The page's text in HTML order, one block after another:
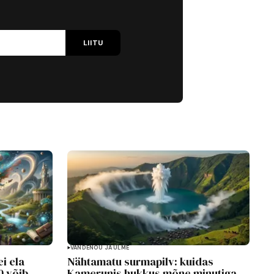
LIITU
ela
VANDENÕU JA ULME
Nähtamatu surmapilv: kuidas